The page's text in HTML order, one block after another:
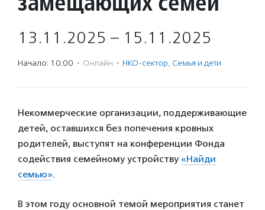
13.11.2025 – 15.11.2025
Начало: 10:00 · Онлайн · НКО-сектор, Семья и дети
Некоммерческие организации, поддерживающие
детей, оставшихся без попечения кровных
родителей, выступят на конференции Фонда
содействия семейному устройству «Найди
семью».
В этом году основной темой мероприятия станет